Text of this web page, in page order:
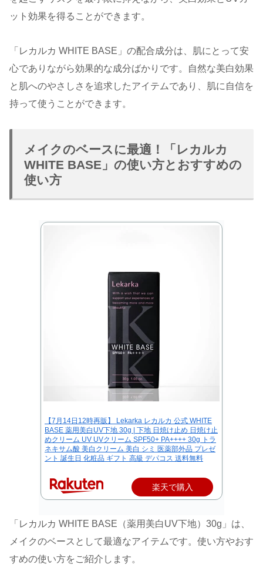
ット効果を得ることができます。
「レカルカ WHITE BASE」の配合成分は、肌にとって安
心でありながら効果的な成分ばかりです。自然な美白効果
と肌へのやさしさを追求したアイテムであり、肌に自信を
持って使うことができます。
メイクのベースに最適！「レカルカ
WHITE BASE」の使い方とおすすめの
使い方
【7月14日12時再販】 Lekarka レカルカ 公式 WHITE
BASE 薬用美白UV下地 30g | 下地 日焼け止め 日焼け止
めクリーム UV UVクリーム SPF50+ PA++++ 30g トラ
ネキサム酸 美白クリーム 美白 シミ 医薬部外品 プレゼ
ント 誕生日 化粧品 ギフト 高級 デパコス 送料無料
楽天で購入
「レカルカ WHITE BASE（薬用美白UV下地）30g」は、
メイクのベースとして最適なアイテムです。使い方やおす
すめの使い方をご紹介します。